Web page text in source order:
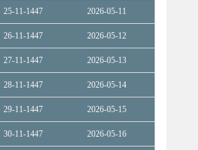
2026-05-11
25-11-1447
2026-05-12
26-11-1447
2026-05-13
27-11-1447
2026-05-14
28-11-1447
2026-05-15
29-11-1447
2026-05-16
30-11-1447